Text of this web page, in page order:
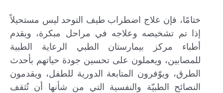
ختامًا، فإن علاج اضطراب طيف التوحد ليس مستحيلاً
إذا تم تشخيصه وعلاجه في مراحل مبكرة، ويقدم
أطباء مركز بيمارستان الطبي الرعاية الطبية
للمصابين، ويعملون على تحسين جودة حياتهم بأحدث
الطرق، ويوّفرون المتابعة الدورية للطفل، ويقدمون
النصائح الطبيّة والنفسية التي من شأنها أن تُثقف